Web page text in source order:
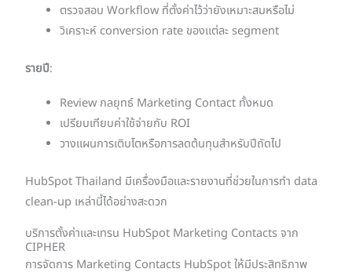
ตรวจสอบ Workflow ที่ตั้งค่าไว้ว่ายังเหมาะสมหรือไม่
วิเคราะห์ conversion rate ของแต่ละ segment
รายปี:
Review กลยุทธ์ Marketing Contact ทั้งหมด
เปรียบเทียบค่าใช้จ่ายกับ ROI
วางแผนการเติบโตหรือการลดต้นทุนสำหรับปีถัดไป
HubSpot Thailand มีเครื่องมือและรายงานที่ช่วยในการทำ data
clean-up เหล่านี้ได้อย่างสะดวก
บริการตั้งค่าและเทรน HubSpot Marketing Contacts จาก
CIPHER
การจัดการ Marketing Contacts HubSpot ให้มีประสิทธิภาพ